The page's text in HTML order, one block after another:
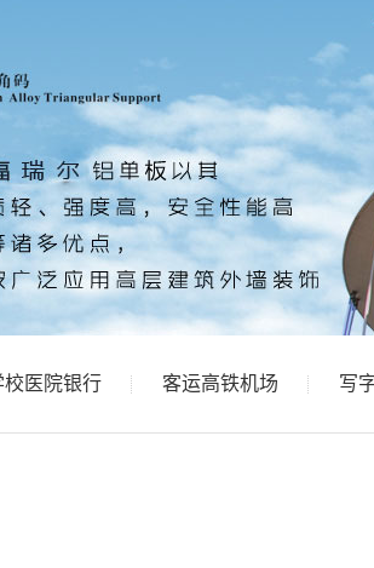
校医院银行 客运高铁机场 写